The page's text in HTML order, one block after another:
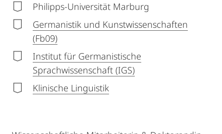
Philipps-Universität Marburg
Germanistik und Kunstwissenschaften
(Fb09)
Institut für Germanistische
Sprachwissenschaft (IGS)
Klinische Linguistik